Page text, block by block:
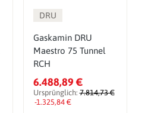
DRU
Gaskamin DRU
Maestro 75 Tunnel
RCH
6.488,89 €
Ursprünglich:7.814,73 €
-1.325,84 €